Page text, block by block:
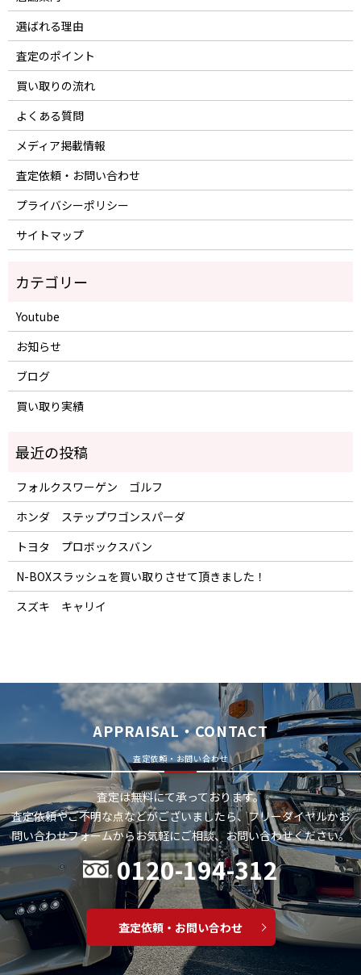
選ばれる理由
査定のポイント
買い取りの流れ
よくある質問
メディア掲載情報
査定依頼・お問い合わせ
プライバシーポリシー
サイトマップ
Youtube
お知らせ
ブログ
買い取り実績
フォルクスワーゲン ゴルフ
ホンダ ステップワゴンスパーダ
トヨタ プロボックスバン
N-BOXスラッシュを買い取りさせて頂きました！
スズキ キャリイ
APPRAISAL・CONTACT
査定依頼・お問い合わせ
査定は無料にて承っております。
査定依頼やご不明な点などがございましたら、フリーダイヤルかお
問い合わせフォームからお気軽にご相談、お問い合わせください。
0120-194-312
査定依頼・お問い合わせ